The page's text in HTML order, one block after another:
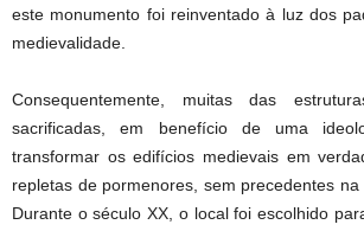
este monumento foi reinventado à luz dos
medievalidade.
Consequentemente, muitas das
sacrificadas, em benefício de uma
transformar os edifícios medievais em
repletas de pormenores, sem precedentes
Durante o século XX, o local foi escolhido